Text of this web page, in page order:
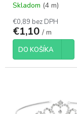
t
o
v
Skladom (4 m)
€0,89 bez DPH
€1,10 / m
DO KOŠÍKA